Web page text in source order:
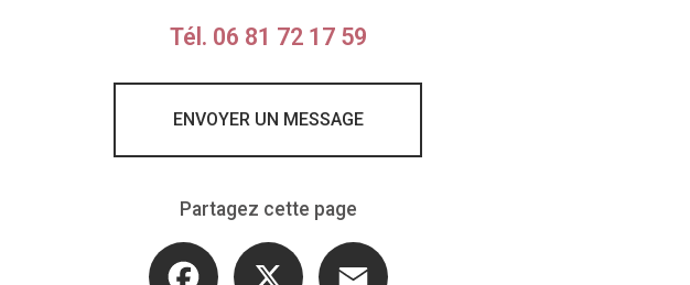
Tél. 06 81 72 17 59
ENVOYER UN MESSAGE
Partagez cette page
Facebook